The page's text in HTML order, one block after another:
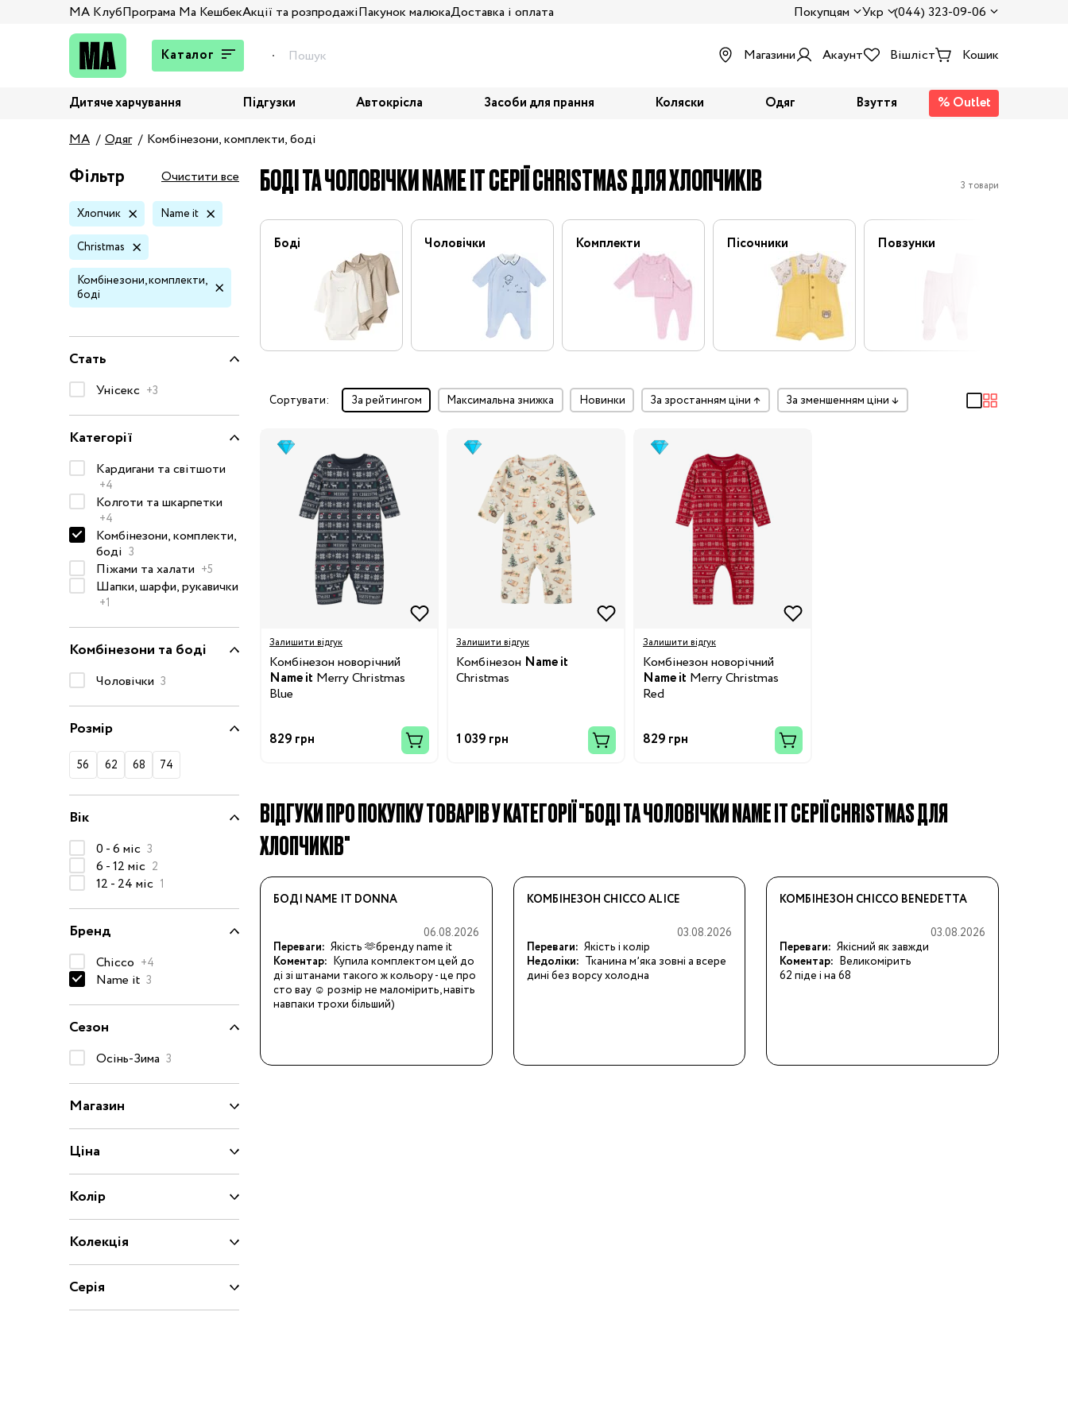
МА КлубПрограма Ма КешбекАкції та розпродажіПакунок малюкаДоставка і оплата Покупцям Укр (044) 323-09-06
Каталог
Одяг
Штани та джинси
Верхній одяг
Жакети та піджаки
Кардигани та світшоти
Колготи та шкарпетки
Комбінезони,
комплекти, боді
Костюми
Купальники та плавки
Спідня білизна
Сукні та спідниці
Термобілизна
Рушники та накидки
сорочки
Рюкзаки та сумки
Футболки та майки
рукавички
Шорти
Одяг за розміром
50-68 см
74-86 см
110-128 см
Взуття
напівчеревики
Пінетки
Чоботи
Капці
Взуття за розміром
15 16
26
30
Магазини Акаунт Вішліст Кошик
Дитяче харчування Підгузки Автокрісла Засоби для прання Коляски Одяг Взуття
% Outlet
MA
Одяг Комбінезони, комплекти, боді
Фільтр Очистити все
Хлопчик Name it
Christmas
Комбінезони, комплекти,
боді
Стать
Унісекс +3
Категорії
Кардигани та світшоти
+4
Колготи та шкарпетки
+4
Комбінезони, комплекти,
боді 3
Піжами та халати +5
Шапки, шарфи, рукавички
+1
Комбінезони та боді
Чоловічки 3
Розмір
56 62 68 74
Вік
0 - 6 міс 3
6 - 12 міс 2
12 - 24 міс 1
Бренд
Chicco +4
Name it 3
Сезон
Осінь-Зима 3
Магазин
Ціна
Колір
Колекція
Серія
БОДІ ТА ЧОЛОВІЧКИ NAME IT СЕРІЇ CHRISTMAS ДЛЯ ХЛОПЧИКІВ 3 товари
Боді Чоловічки Комплекти Пісочники Повзунки
Сортувати: за рейтингом максимальна знижка Новинки за зростанням ціни ↑ за зменшенням ціни ↓
Залишити відгук
Комбінезон новорічний
Name it Merry Christmas
Blue
829 грн
Залишити відгук
Комбінезон Name it
Christmas
1 039 грн
Залишити відгук
Комбінезон новорічний
Name it Merry Christmas
Red
829 грн
ВІДГУКИ ПРО ПОКУПКУ ТОВАРІВ У КАТЕГОРІЇ "БОДІ ТА ЧОЛОВІЧКИ NAME IT СЕРІЇ CHRISTMAS ДЛЯ
ХЛОПЧИКІВ"
БОДІ NAME IT DONNA
06.08.2026
Переваги: Якість 🫶бренду name it
Коментар: Купила комплектом цей до
ді зі штанами такого ж кольору - це про
сто вау ☺️ розмір не маломірить, навіть
навпаки трохи більший)
КОМБІНЕЗОН CHICCO ALICE
03.08.2026
Переваги: Якість і колір
Недоліки: Тканина мʼяка зовні а всере
дині без ворсу холодна
КОМБІНЕЗОН CHICCO BENEDETTA
03.08.2026
Переваги: Якісний як завжди
Коментар: Великомірить
62 піде і на 68